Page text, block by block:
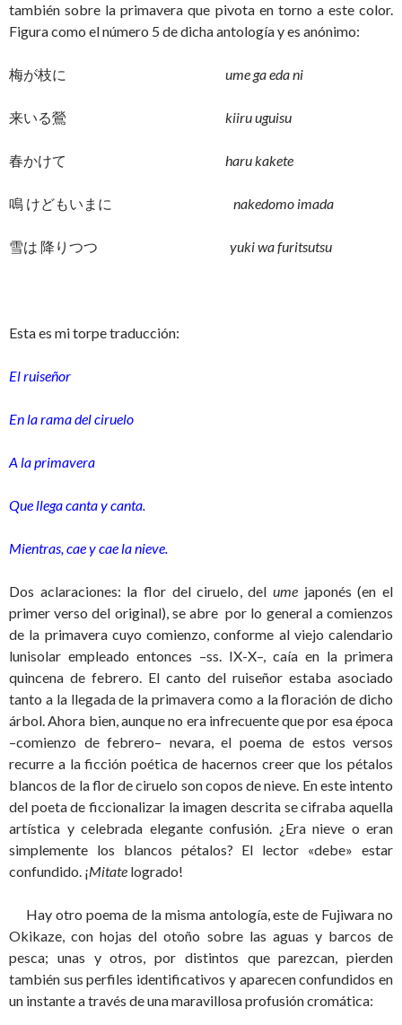
también sobre la primavera que pivota en torno a este color.
Figura como el número 5 de dicha antología y es anónimo:
梅が枝に ume ga eda ni
来いる鶯 kiiru uguisu
春かけて haru kakete
鳴 けどもいまに nakedomo imada
雪は 降りつつ yuki wa furitsutsu
Esta es mi torpe traducción:
El ruiseñor
En la rama del ciruelo
A la primavera
Que llega canta y canta.
Mientras, cae y cae la nieve.
Dos aclaraciones: la flor del ciruelo, del ume japonés (en el
primer verso del original), se abre por lo general a comienzos
de la primavera cuyo comienzo, conforme al viejo calendario
lunisolar empleado entonces ­–ss. IX-X–, caía en la primera
quincena de febrero. El canto del ruiseñor estaba asociado
tanto a la llegada de la primavera como a la floración de dicho
árbol. Ahora bien, aunque no era infrecuente que por esa época
–comienzo de febrero– nevara, el poema de estos versos
recurre a la ficción poética de hacernos creer que los pétalos
blancos de la flor de ciruelo son copos de nieve. En este intento
del poeta de ficcionalizar la imagen descrita se cifraba aquella
artística y celebrada elegante confusión. ¿Era nieve o eran
simplemente los blancos pétalos? El lector «debe» estar
confundido. ¡Mitate logrado!
Hay otro poema de la misma antología, este de Fujiwara no
Okikaze, con hojas del otoño sobre las aguas y barcos de
pesca; unas y otros, por distintos que parezcan, pierden
también sus perfiles identificativos y aparecen confundidos en
un instante a través de una maravillosa profusión cromática: